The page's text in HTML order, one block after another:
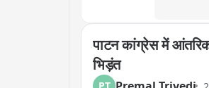
पाटन कांग्रेस में
भिड़ंत